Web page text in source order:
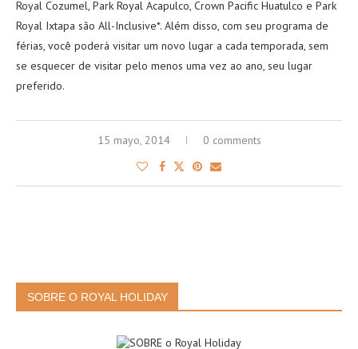
Royal Cozumel, Park Royal Acapulco, Crown Pacific Huatulco e Park
Royal Ixtapa são All-Inclusive*. Além disso, com seu programa de
férias, você poderá visitar um novo lugar a cada temporada, sem
se esquecer de visitar pelo menos uma vez ao ano, seu lugar
preferido.
15 mayo, 2014 0 comments
SOBRE O ROYAL HOLIDAY